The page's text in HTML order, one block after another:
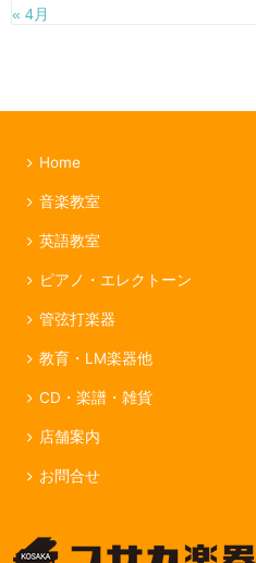
« 4月
Home
音楽教室
英語教室
ピアノ・エレクトーン
管弦打楽器
教育・LM楽器他
CD・楽譜・雑貨
店舗案内
お問合せ